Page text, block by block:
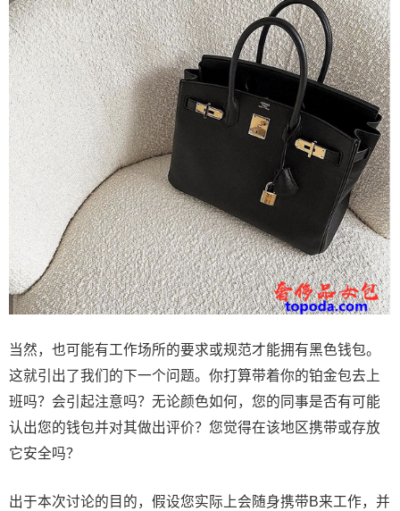
当然，也可能有工作场所的要求或规范才能拥有黑色钱包。
这就引出了我们的下一个问题。你打算带着你的铂金包去上
班吗？会引起注意吗？无论颜色如何，您的同事是否有可能
认出您的钱包并对其做出评价？您觉得在该地区携带或存放
它安全吗？
出于本次讨论的目的，假设您实际上会随身携带B来工作，并